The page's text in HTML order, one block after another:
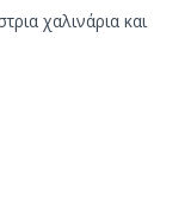
χαλινάρια και